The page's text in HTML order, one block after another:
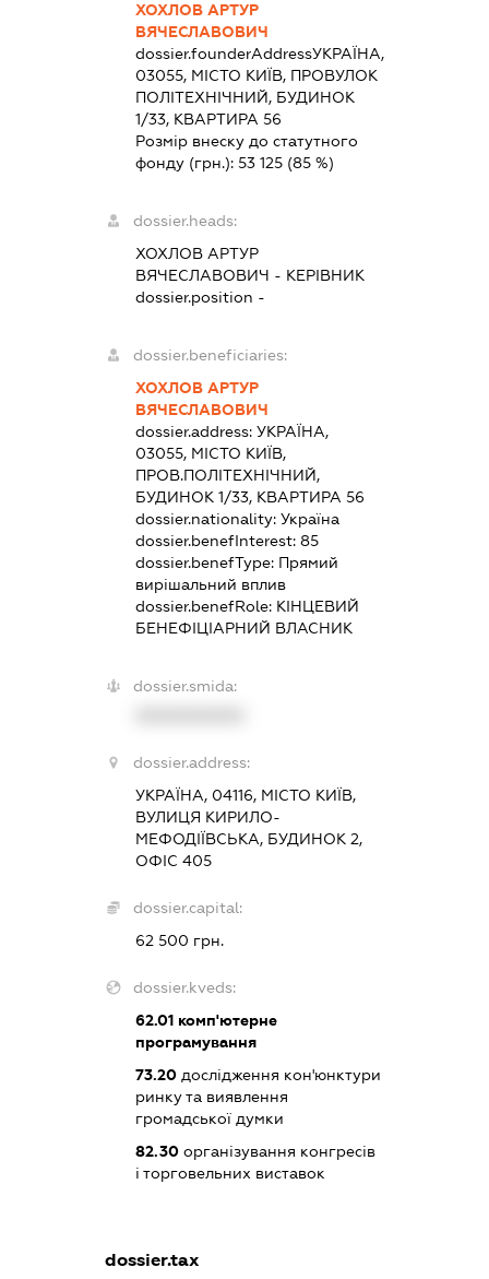
ХОХЛОВ АРТУР
ВЯЧЕСЛАВОВИЧ
dossier.founderAddressУКРАЇНА,
03055, МІСТО КИЇВ, ПРОВУЛОК
ПОЛІТЕХНІЧНИЙ, БУДИНОК
1/33, КВАРТИРА 56
Розмір внеску до статутного
фонду (грн.):53 125 (85 %)
dossier.heads:
ХОХЛОВ АРТУР
ВЯЧЕСЛАВОВИЧ - КЕРІВНИК
dossier.position -
dossier.beneficiaries:
ХОХЛОВ АРТУР
ВЯЧЕСЛАВОВИЧ
dossier.address:УКРАЇНА,
03055, МІСТО КИЇВ,
ПРОВ.ПОЛІТЕХНІЧНИЙ,
БУДИНОК 1/33, КВАРТИРА 56
dossier.nationality:Україна
dossier.benefInterest:85
dossier.benefType: Прямий
вирішальний вплив
dossier.benefRole: КІНЦЕВИЙ
БЕНЕФІЦІАРНИЙ ВЛАСНИК
dossier.smida:
dossier.address:
УКРАЇНА, 04116, МІСТО КИЇВ,
ВУЛИЦЯ КИРИЛО-
МЕФОДІЇВСЬКА, БУДИНОК 2,
ОФІС 405
dossier.capital:
62 500 грн.
dossier.kveds:
62.01 комп'ютерне
програмування
73.20 дослідження кон'юнктури
ринку та виявлення
громадської думки
82.30 організування конгресів
і торговельних виставок
dossier.tax